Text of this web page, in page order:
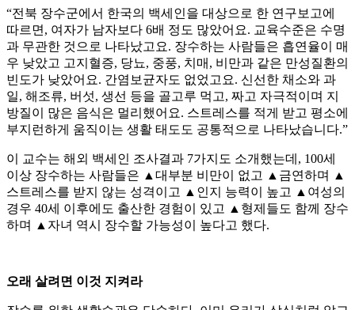
“전북 장수군에서 한국의 백세인을 대상으로 한 연구보고에
따르면, 여자가 남자보다 6배 정도 많았어요. 교육수준은 수명
과 무관한 것으로 나타났고요. 장수하는 사람들은 흡연율이 매
우 낮았고 고지혈증, 당뇨, 중풍, 치매, 비만과 같은 만성질환의
빈도가 낮았어요. 간염보균자도 없었고요. 신선한 채소와 과
일, 해조류, 버섯, 생선 등을 골고루 먹고, 짜고 자극적이며 지
방질이 많은 음식은 멀리했어요. 스트레스를 적게 받고 평소에
부지런하게 움직이는 생활 태도도 공통적으로 나타났습니다.”
이 교수는 해외 백세인 조사결과 7가지도 소개했는데, 100세
이상 장수하는 사람들은 ▲대부분 비만이 없고 ▲금연하며 ▲
스트레스를 받지 않는 성격이고 ▲인지 능력이 높고 ▲여성의
경우 40세 이후에도 출산한 경험이 있고 ▲형제들도 함께 장수
하며 ▲자녀 역시 장수할 가능성이 높다고 했다.
오래 살려면 이것 지켜라